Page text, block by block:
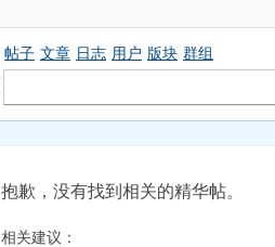
帖子 文章 日志 用户 版块 群组
抱歉，没有找到相关的精华帖。
相关建议：